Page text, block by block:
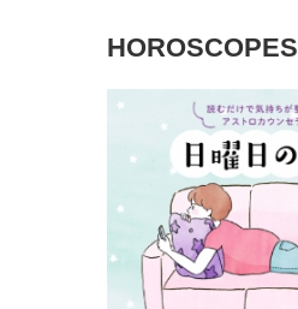
HOROSCOPES